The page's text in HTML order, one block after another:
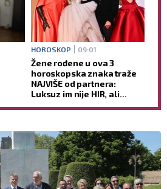
HOROSKOP 09:01
Žene rođene u ova 3
horoskopska znaka traže
NAJVIŠE od partnera:
Luksuz im nije HIR, ali